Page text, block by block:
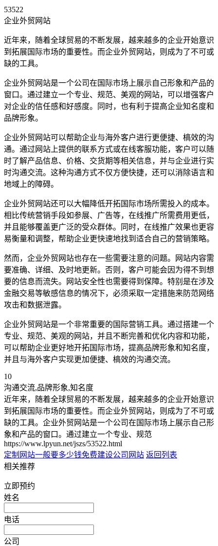
53522
企业外贸网站
近年来，随着全球贸易的不断发展，越来越多的企业开始意识
到拓展国际市场的重要性。而企业外贸网站，则成为了不可或
缺的工具。
企业外贸网站是一个公司在国际市场上展示自己形象和产品的
窗口。通过建立一个专业、规范、美观的网站，可以增强客户
对企业的信任感和好感度。同时，也有利于提高企业知名度和
品牌形象。
企业外贸网站可以帮助企业与海外客户进行更便捷、槁效的沟
通。通过网站上提供的联系方式或在线客服功能，客户可以随
时了解产品信息、价格、交货期等相关信息，并与企业进行实
时沟通交流。这种沟通方式不仅方便快捷，还可以消除语言和
地域上的障碍。
企业外贸网站还可以大幅降低开拓国际市场所需投入的成本。
相比传统营销手段如参展、广告等，在线推广所需费用更低，
并且能够覆盖更广泛的受众群体。同时，在线推广效果也更容
易衡量和调整，帮助企业更快速地找到适合自己的营销策略。
然而，企业外贸网站也存在一些需要注意的问题。网站内容需
要准确、详细、及时地更新。否则，客户可能会因为得不到想
要的信息而流失。网站安全性也需要得到保障。特别是在涉及
金融交易等敏感信息的情况下，必须采取一定措施来防范网络
攻击和数据泄露。
企业外贸网站是一个非常重要的国际营销工具。通过搭建一个
专业、规范、美观的网站，并且不断完善和优化内容和功能，
可以帮助企业更好地开拓国际市场，提高品牌形象和知名度，
并且与海外客户实现更加便捷、槁效的沟通交流。
10
沟通交流,品牌形象,知名度
近年来，随着全球贸易的不断发展，越来越多的企业开始意识
到拓展国际市场的重要性。而企业外贸网站，则成为了不可或
缺的工具。企业外贸网站是一个公司在国际市场上展示自己形
象和产品的窗口。通过建立一个专业、规范
https://www.lpyun.net/jszs/53522.html
定制网站一般要多少钱免费建设公司网站 返回列表
相关推荐
立即预约
姓名
电话
公司